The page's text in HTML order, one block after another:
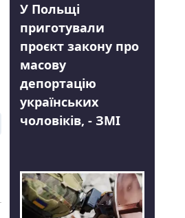
У Польщі
приготували
проєкт закону про
масову
депортацію
українських
чоловіків, - ЗМІ